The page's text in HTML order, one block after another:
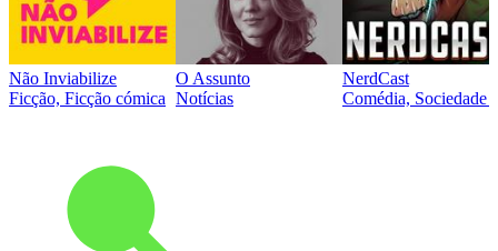
Não Inviabilize
Ficção, Ficção cómica
O Assunto
Notícias
NerdCast
Comédia, Sociedade